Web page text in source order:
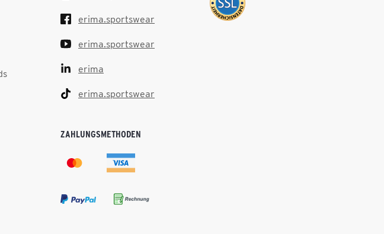
erima.sportswear
erima.sportswear
erima
erima.sportswear
ZAHLUNGSMETHODEN